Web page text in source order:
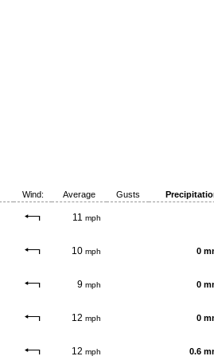
Wind: Average Gusts
11 mph
10 mph 0
9 mph 0
12 mph 0
12 mph 0.6